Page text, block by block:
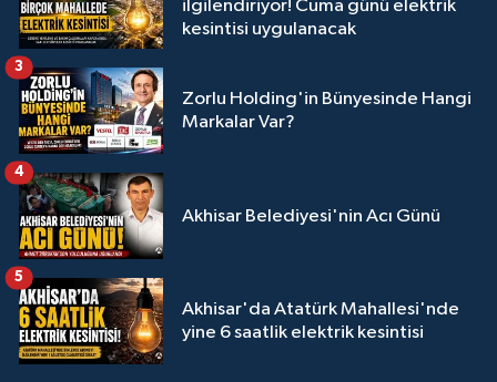
ilgilendiriyor! Cuma günü elektrik
kesintisi uygulanacak
Zorlu Holding'in Bünyesinde Hangi
Markalar Var?
3
Akhisar Belediyesi'nin Acı Günü
4
Akhisar'da Atatürk Mahallesi'nde
yine 6 saatlik elektrik kesintisi
5